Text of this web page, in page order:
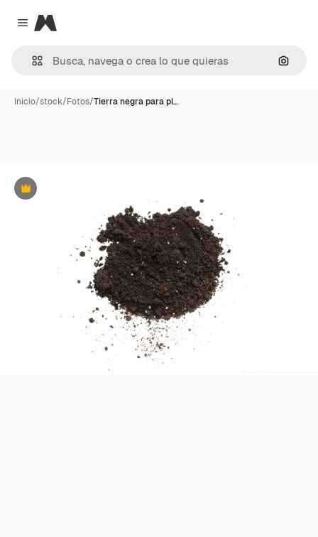
Close menu
Magnific
Inicio/stock/Fotos/Tierra negra para pl…
Premium